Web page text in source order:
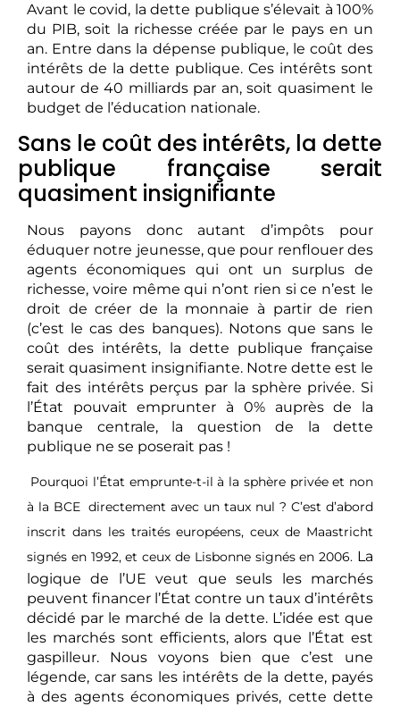
Avant le covid, la dette publique s’élevait à 100%
du PIB, soit la richesse créée par le pays en un
an. Entre dans la dépense publique, le coût des
intérêts de la dette publique. Ces intérêts sont
autour de 40 milliards par an, soit quasiment le
budget de l’éducation nationale.
Sans le coût des intérêts, la dette
publique française serait
quasiment insignifiante
Nous payons donc autant d’impôts pour
éduquer notre jeunesse, que pour renflouer des
agents économiques qui ont un surplus de
richesse, voire même qui n’ont rien si ce n’est le
droit de créer de la monnaie à partir de rien
(c’est le cas des banques). Notons que sans le
coût des intérêts, la dette publique française
serait quasiment insignifiante. Notre dette est le
fait des intérêts perçus par la sphère privée. Si
l’État pouvait emprunter à 0% auprès de la
banque centrale, la question de la dette
publique ne se poserait pas !
Pourquoi l’État emprunte-t-il à la sphère privée et non
à la BCE directement avec un taux nul ? C’est d’abord
inscrit dans les traités européens, ceux de Maastricht
signés en 1992, et ceux de Lisbonne signés en 2006. La
logique de l’UE veut que seuls les marchés
peuvent financer l’État contre un taux d’intérêts
décidé par le marché de la dette. L’idée est que
les marchés sont efficients, alors que l’État est
gaspilleur. Nous voyons bien que c’est une
légende, car sans les intérêts de la dette, payés
à des agents économiques privés, cette dette